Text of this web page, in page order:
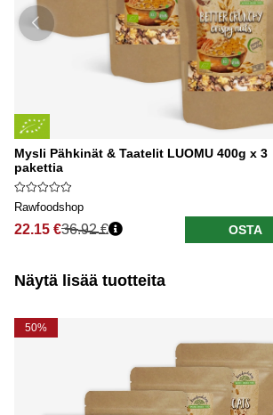
Mysli Pähkinät & Taatelit LUOMU 400g x 3
pakettia
Rawfoodshop
22.15 €36.92 € OSTA
Näytä lisää tuotteita
50%